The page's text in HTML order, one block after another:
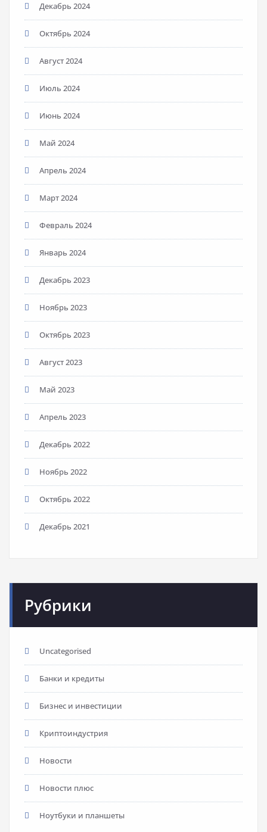
Декабрь 2024
Октябрь 2024
Август 2024
Июль 2024
Июнь 2024
Май 2024
Апрель 2024
Март 2024
Февраль 2024
Январь 2024
Декабрь 2023
Ноябрь 2023
Октябрь 2023
Август 2023
Май 2023
Апрель 2023
Декабрь 2022
Ноябрь 2022
Октябрь 2022
Декабрь 2021
Рубрики
Uncategorised
Банки и кредиты
Бизнес и инвестиции
Криптоиндустрия
Новости
Новости плюс
Ноутбуки и планшеты